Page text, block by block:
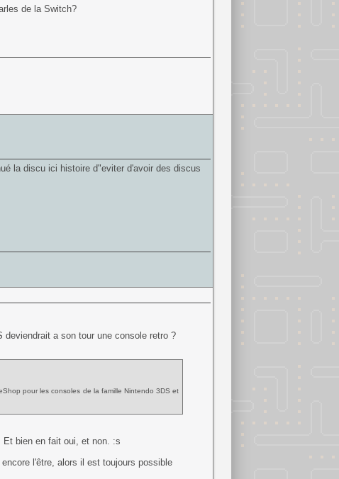
de la Switch?
la discu ici histoire d"eviter d'avoir des discus
a son tour une console retro ?
pour les consoles de la famille Nintendo 3DS et
Et bien en fait oui, et non. :s
l'être, alors il est toujours possible